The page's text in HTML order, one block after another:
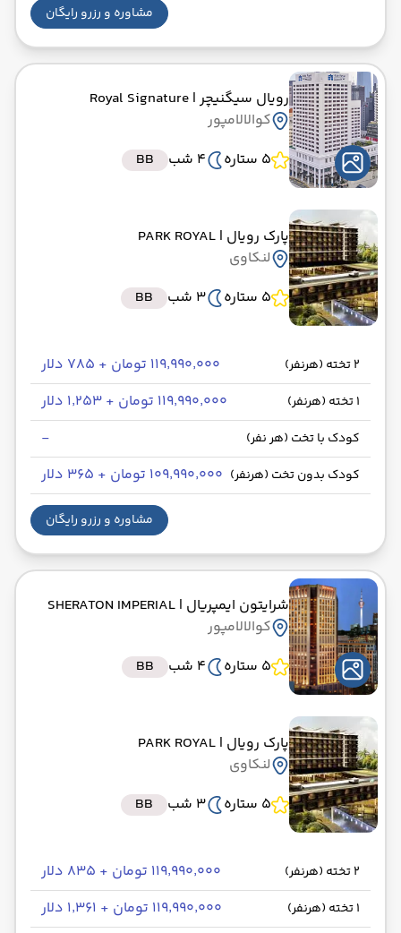
مشاوره و رزرو رایگان
رویال سیگنیچر| Royal Signature
کوالالامپور
5 ستاره
4 شب BB
پارک رویال | PARK ROYAL
لنکاوی
5 ستاره
3 شب BB
2 تخته (هرنفر) ۱۱۹٬۹۹۰٬۰۰۰ تومان + ۷۸۵ دلار
1 تخته (هرنفر) ۱۱۹٬۹۹۰٬۰۰۰ تومان + ۱٬۲۵۳ دلار
کودک با تخت (هر نفر) -
کودک بدون تخت (هرنفر) ۱۰۹٬۹۹۰٬۰۰۰ تومان + ۳۶۵ دلار
مشاوره و رزرو رایگان
شرایتون ایمپریال | SHERATON IMPERIAL
کوالالامپور
5 ستاره
4 شب BB
پارک رویال | PARK ROYAL
لنکاوی
5 ستاره
3 شب BB
2 تخته (هرنفر) ۱۱۹٬۹۹۰٬۰۰۰ تومان + ۸۳۵ دلار
1 تخته (هرنفر) ۱۱۹٬۹۹۰٬۰۰۰ تومان + ۱٬۳۶۱ دلار